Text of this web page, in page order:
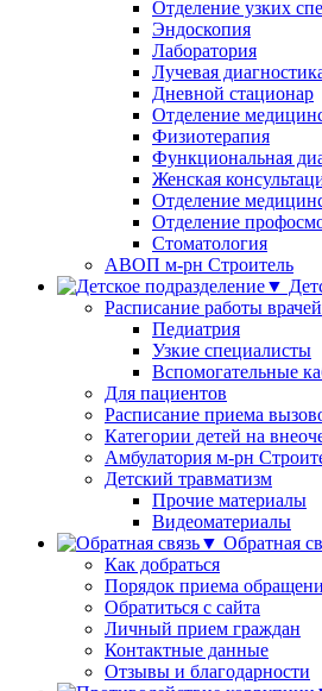
Отделение узких
Эндоскопия
Лаборатория
Лучевая
Дневной стационар
Отделение
Физиотерапия
Функциональная
Женская
Отделение
Отделение
Стоматология
АВОП м-рн Строитель
Расписание работы врачей
Педиатрия
Узкие специалисты
Вспомогательные
Для пациентов
Расписание приема
Категории детей на
Амбулатория м-рн
Детский травматизм
Прочие материалы
Видеоматериалы
Обратная
Как добраться
Порядок приема
Обратиться с сайта
Личный прием граждан
Контактные данные
Отзывы и благодарности